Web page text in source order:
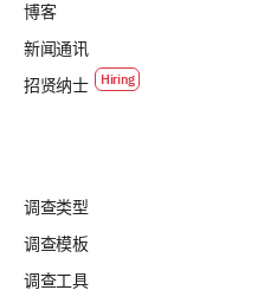
博客
新闻通讯
招贤纳士
调查类型
调查模板
调查工具